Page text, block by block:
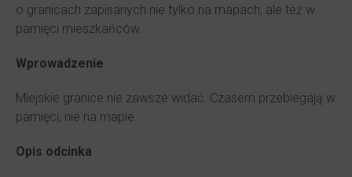
o granicach zapisanych nie tylko na mapach, ale też w
pamięci mieszkańców.
Wprowadzenie
Miejskie granice nie zawsze widać. Czasem przebiegają w
pamięci, nie na mapie.
Opis odcinka